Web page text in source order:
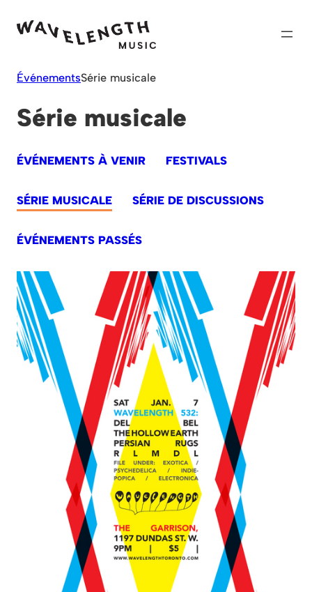
ÉvénementsSérie musicale
Série musicale
ÉVÉNEMENTS À VENIR FESTIVALS
SÉRIE MUSICALE SÉRIE DE DISCUSSIONS
ÉVÉNEMENTS PASSÉS